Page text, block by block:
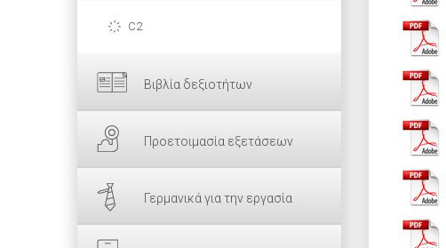
C2
Βιβλία δεξιοτήτων
Προετοιμασία εξετάσεων
Γερμανικά για την εργασία